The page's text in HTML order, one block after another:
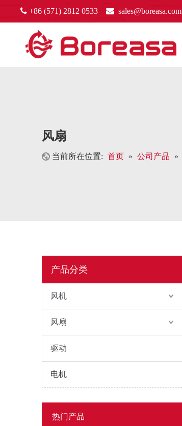
 +86 (571) 2812 0533  sales@boreasa.com
风扇
当前所在位置: 首页 » 公司产品 »
产品分类
风机
风扇
驱动
电机
热门产品